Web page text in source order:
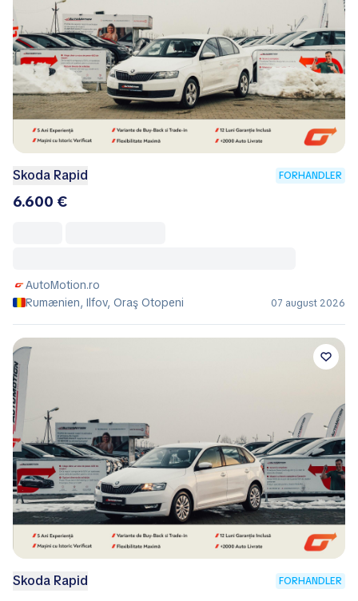
Skoda Rapid FORHANDLER
6.600 €
AutoMotion.ro
Rumænien, Ilfov, Oraş Otopeni
07 august 2026
Skoda Rapid FORHANDLER